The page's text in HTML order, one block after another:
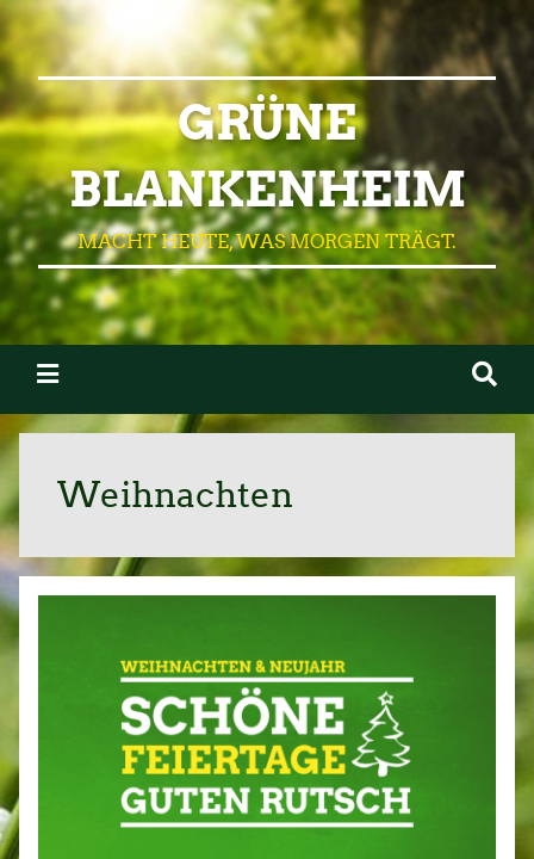
GRÜNE
BLANKENHEIM
MACHT HEUTE, WAS MORGEN TRÄGT.
Weihnachten